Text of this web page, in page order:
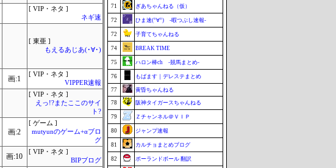
[ VIP・ネタ ]
ネギ速
[ 東亜 ]
もえるあじあ(･∀･)
画:1
[ VIP・ネタ ]
VIPPER速報
[ VIP・ネタ ]
えっ!?またここのサイ
ト?
画:2
[ ゲーム ]
mutyunのゲーム+αブロ
グ
画:10
[ VIP・ネタ ]
BIPブログ
71 ぎあちゃんねる（仮）
72 ひま速(°∀°) -暇つぶし速報-
72 子育てちゃんねる
74 BREAK TIME
75 ハロン棒ch -競馬まとめ-
76 もばます｜デレステまとめ
77 黄昏ちゃんねる
78 阪神タイガースちゃんねる
79 Ｚチャンネル＠ＶＩＰ
80 ジャンプ速報
81 カルチョまとめブログ
82 ポーランドボール 翻訳